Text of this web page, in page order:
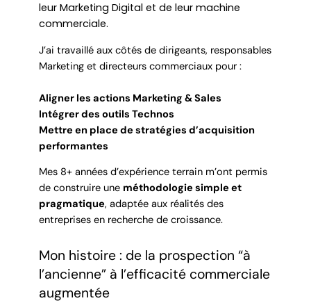
leur Marketing Digital et de leur machine
commerciale.
J’ai travaillé aux côtés de dirigeants, responsables
Marketing et directeurs commerciaux pour :
Aligner les actions Marketing & Sales
Intégrer des outils Technos
Mettre en place de stratégies d’acquisition
performantes
Mes 8+ années d’expérience terrain m’ont permis
de construire une méthodologie simple et
pragmatique, adaptée aux réalités des
entreprises en recherche de croissance.
Mon histoire : de la prospection “à
l’ancienne” à l’efficacité commerciale
augmentée